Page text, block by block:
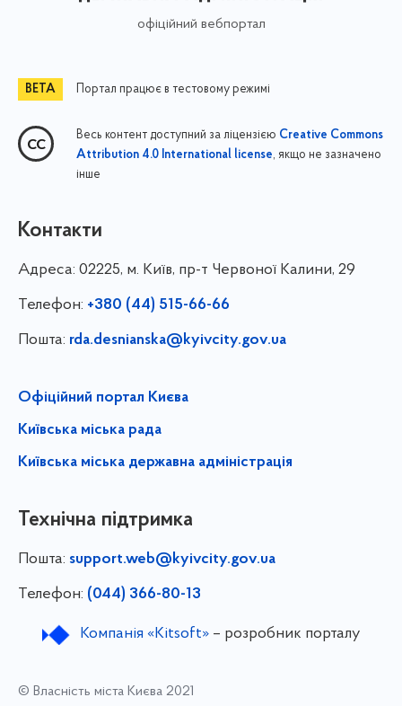
офіційний вебпортал
Портал працює в тестовому режимі
Весь контент доступний за ліцензією Creative Commons
Attribution 4.0 International license, якщо не зазначено
інше
Контакти
Адреса: 02225, м. Київ, пр-т Червоної Калини, 29
Телефон: +380 (44) 515-66-66
Пошта: rda.desnianska@kyivcity.gov.ua
Офіційний портал Києва
Київська міська рада
Київська міська державна адміністрація
Технічна підтримка
Пошта: support.web@kyivcity.gov.ua
Телефон: (044) 366-80-13
Компанія «Kitsoft»– розробник порталу
© Власність міста Києва 2021